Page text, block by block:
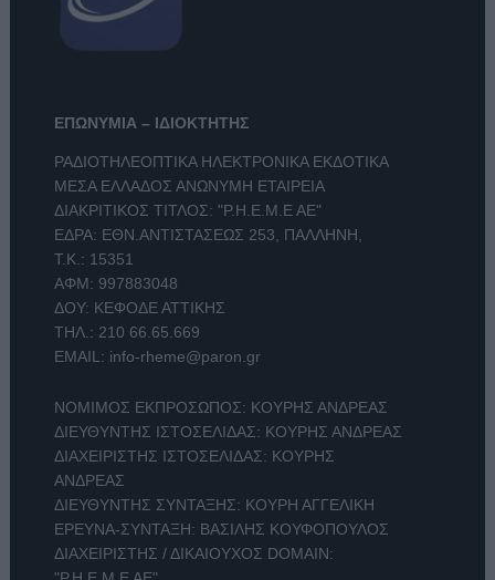
ΕΠΩΝΥΜΙΑ – ΙΔΙΟΚΤΗΤΗΣ
ΡΑΔΙΟΤΗΛΕΟΠΤΙΚΑ ΗΛΕΚΤΡΟΝΙΚΑ ΕΚΔΟΤΙΚΑ
ΜΕΣΑ ΕΛΛΑΔΟΣ ΑΝΩΝΥΜΗ ΕΤΑΙΡΕΙΑ
ΔΙΑΚΡΙΤΙΚΟΣ ΤΙΤΛΟΣ: "Ρ.Η.Ε.Μ.Ε ΑΕ"
ΕΔΡΑ: ΕΘΝ.ΑΝΤΙΣΤΑΣΕΩΣ 253, ΠΑΛΛΗΝΗ,
Τ.Κ.: 15351
ΑΦΜ: 997883048
ΔΟΥ: ΚΕΦΟΔΕ ΑΤΤΙΚΗΣ
ΤΗΛ.: 210 66.65.669
EMAIL: info-rheme@paron.gr
ΝΟΜΙΜΟΣ ΕΚΠΡΟΣΩΠΟΣ: ΚΟΥΡΗΣ ΑΝΔΡΕΑΣ
ΔΙΕΥΘΥΝΤΗΣ ΙΣΤΟΣΕΛΙΔΑΣ: ΚΟΥΡΗΣ ΑΝΔΡΕΑΣ
ΔΙΑΧΕΙΡΙΣΤΗΣ ΙΣΤΟΣΕΛΙΔΑΣ: ΚΟΥΡΗΣ
ΑΝΔΡΕΑΣ
ΔΙΕΥΘΥΝΤΗΣ ΣΥΝΤΑΞΗΣ: ΚΟΥΡΗ ΑΓΓΕΛΙΚΗ
ΕΡΕΥΝΑ-ΣΥΝΤΑΞΗ: ΒΑΣΙΛΗΣ ΚΟΥΦΟΠΟΥΛΟΣ
ΔΙΑΧΕΙΡΙΣΤΗΣ / ΔΙΚΑΙΟΥΧΟΣ DOMAIN: